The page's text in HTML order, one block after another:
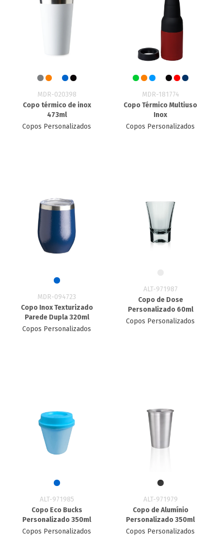
MDR-020398
Copo térmico de inox
473ml
Copos Personalizados
MDR-181774
Copo Térmico Multiuso
Inox
Copos Personalizados
MDR-094723
Copo Inox Texturizado
Parede Dupla 320ml
Copos Personalizados
ALT-971987
Copo de Dose
Personalizado 60ml
Copos Personalizados
ALT-971985
Copo Eco Bucks
Personalizado 350ml
Copos Personalizados
ALT-971979
Copo de Alumínio
Personalizado 350ml
Copos Personalizados